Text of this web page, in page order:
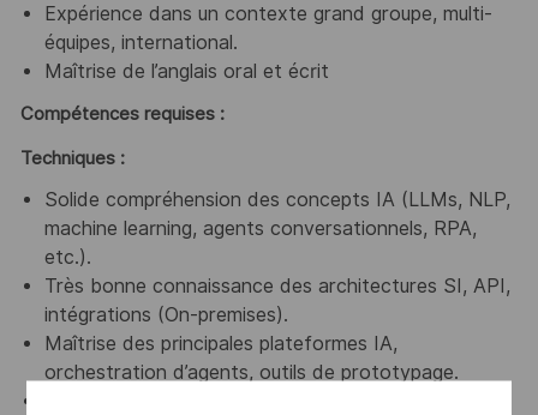
Expérience dans un contexte grand groupe, multi-
équipes, international.
Maîtrise de l’anglais oral et écrit
Compétences requises :
Techniques :
Solide compréhension des concepts IA (LLMs, NLP,
machine learning, agents conversationnels, RPA,
etc.).
Très bonne connaissance des architectures SI, API,
intégrations (On-premises).
Maîtrise des principales plateformes IA,
orchestration d’agents, outils de prototypage.